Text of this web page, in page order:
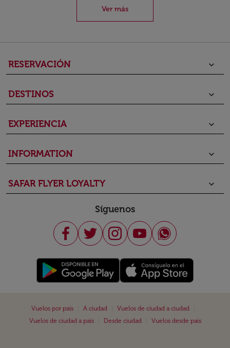
Ver más
RESERVACIÓN keyboard_arrow_down
DESTINOS keyboard_arrow_down
EXPERIENCIA keyboard_arrow_down
INFORMATION keyboard_arrow_down
SAFAR FLYER LOYALTY keyboard_arrow_down
Síguenos
Vuelos por país A ciudad Vuelos de ciudad a ciudad
Vuelos de ciudad a país
Desde ciudad Vuelos desde país